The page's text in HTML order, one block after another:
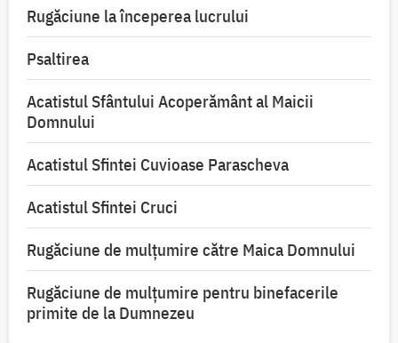
Rugăciune la începerea lucrului
Psaltirea
Acatistul Sfântului Acoperământ al Maicii
Domnului
Acatistul Sfintei Cuvioase Parascheva
Acatistul Sfintei Cruci
Rugăciune de mulţumire către Maica Domnului
Rugăciune de mulțumire pentru binefacerile
primite de la Dumnezeu